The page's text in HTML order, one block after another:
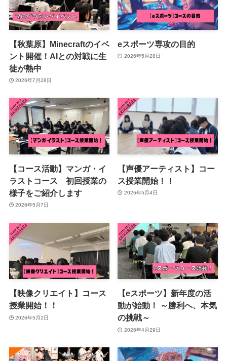
【秋葉原】Minecraftのイベ
ント開催！AIとの対戦に生
徒が熱中
2026年7月28日
eスポーツ専攻の目的
2026年5月28日
【コース活動】マンガ・イ
ラストコース 初回授業の
様子をご紹介します
2026年5月7日
【声優アーティスト】コー
ス授業開始！！
2026年5月4日
【映像クリエイト】コース
授業開始！！
2026年5月2日
【eスポーツ】新年度の活
動が始動！ ～勝利へ、本気
の挑戦～
2026年4月29日